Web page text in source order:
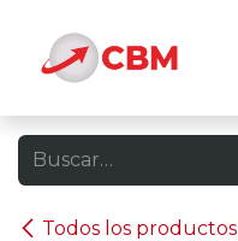
Todos los productos